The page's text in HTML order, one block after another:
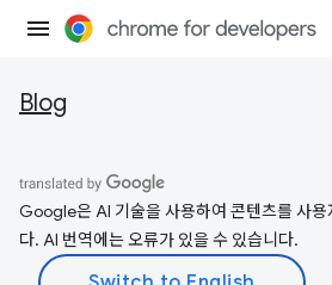
Blog
Google은 AI 기술을 사용하여 콘텐츠를 사용
다. AI 번역에는 오류가 있을 수 있습니다.